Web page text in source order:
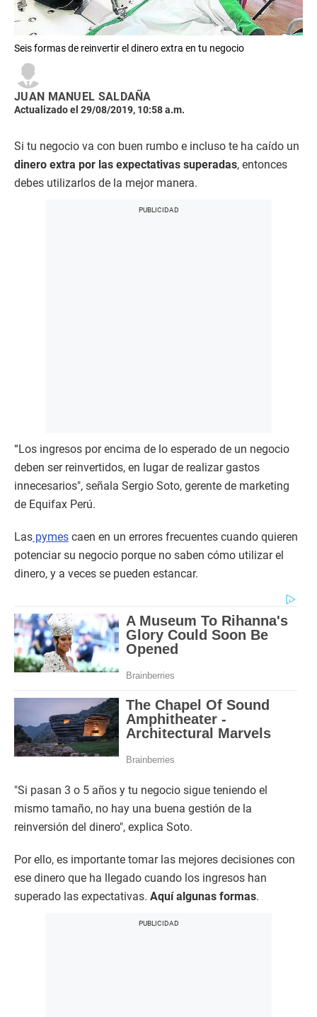
Seis formas de reinvertir el dinero extra en tu negocio
JUAN MANUEL SALDAÑA
Actualizado el 29/08/2019, 10:58 a.m.
Si tu negocio va con buen rumbo e incluso te ha caído un
dinero extra por las expectativas superadas, entonces
debes utilizarlos de la mejor manera.
“Los ingresos por encima de lo esperado de un negocio
deben ser reinvertidos, en lugar de realizar gastos
innecesarios", señala Sergio Soto, gerente de marketing
de Equifax Perú.
Las pymes caen en un errores frecuentes cuando quieren
potenciar su negocio porque no saben cómo utilizar el
dinero, y a veces se pueden estancar.
"Si pasan 3 o 5 años y tu negocio sigue teniendo el
mismo tamaño, no hay una buena gestión de la
reinversión del dinero", explica Soto.
Por ello, es importante tomar las mejores decisiones con
ese dinero que ha llegado cuando los ingresos han
superado las expectativas. Aquí algunas formas.